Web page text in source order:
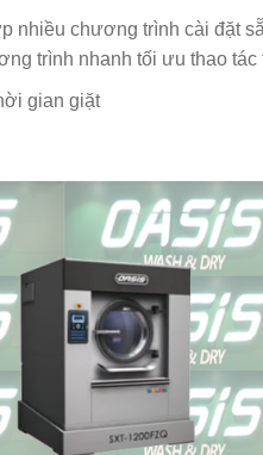
nhiều chương trình cài đặt
trình nhanh tối ưu thao tác
gian giặt